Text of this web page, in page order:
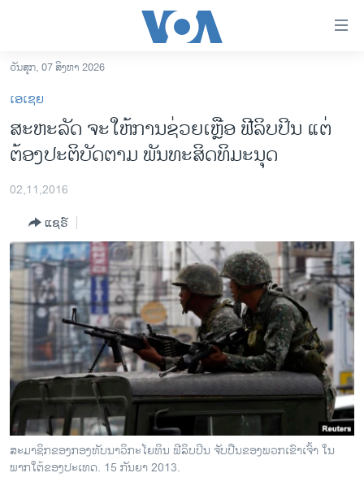
ເຂົ້າ
ຫາ
ຂ້າມ
ຂ້າມ
ຫາ
ອາເມຣິກາ
ຂ່າວ​ຈີນ
ໂລກ
ເອເຊຍ
ອິດສະຫຼະພາບດ້ານການຂ່າວ
ຊີວິດຊາວລາວ
ຊຸມຊົນຊາວລາວ
ວິທະຍາສາດ-ເທັກໂນໂລຈີ
ທຸລະກິດ
ພາສາອັງກິດ
ວີດີໂອ
ວັນສຸກ, 07 ສິງຫາ 2026
ເອເຊຍ
ສະຫະລັດ ຈະໃຫ້ການຊ່ວຍເຫຼືອ ຟີລິບປິນ ແຕ່
ຕ້ອງປະຕິບັດຕາມ ພັນທະສິດທິມະນຸດ
02,11,2016
ແຊຣ໌
ສະມາຊິກຂອງກອງທັບນາວິກະໂຍທິນ ຟີລິບປິນ ຈັບປືນຂອງພວກເຂົາເຈົ້າ ໃນ
ພາກໃຕ້ຂອງປະເທດ. 15 ກັນຍາ 2013.